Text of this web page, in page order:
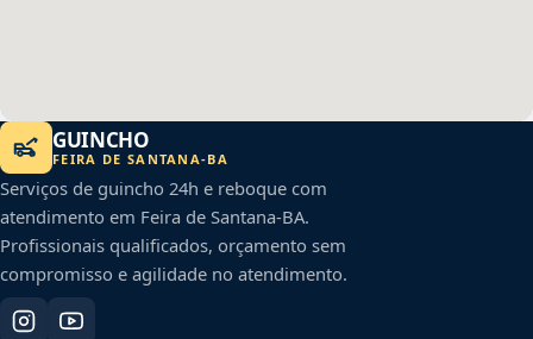
GUINCHO
FEIRA DE SANTANA-BA
Serviços de guincho 24h e reboque com
atendimento em Feira de Santana-BA.
Profissionais qualificados, orçamento sem
compromisso e agilidade no atendimento.